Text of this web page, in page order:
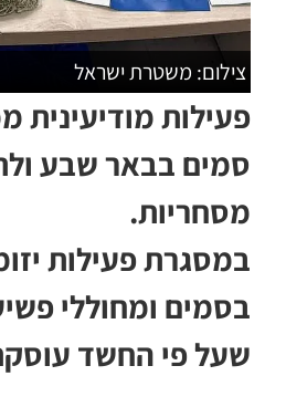
צילום: משטרת ישראל
פעילות
סמים בבאר שבע
מסחריות.
במסגרת פעילות
בסמים ומחוללי
שעל פי החשד